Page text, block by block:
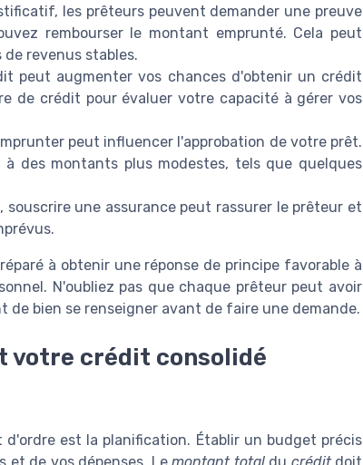
les prêteurs peuvent demander une preuve
rembourser le montant emprunté. Cela peut
revenus stables.
peut augmenter vos chances d'obtenir un crédit
de crédit pour évaluer votre capacité à gérer vos
peut influencer l'approbation de votre prêt.
des montants plus modestes, tels que quelques
souscrire une assurance peut rassurer le prêteur et
à obtenir une réponse de principe favorable à
N'oubliez pas que chaque prêteur peut avoir
de bien se renseigner avant de faire une demande.
votre crédit consolidé
est la planification. Établir un budget précis